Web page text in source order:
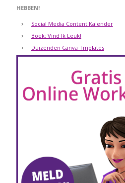
HEBBEN!
Social Media Content Kalender
Boek: Vind Ik Leuk!
Duizenden Canva Tmplates